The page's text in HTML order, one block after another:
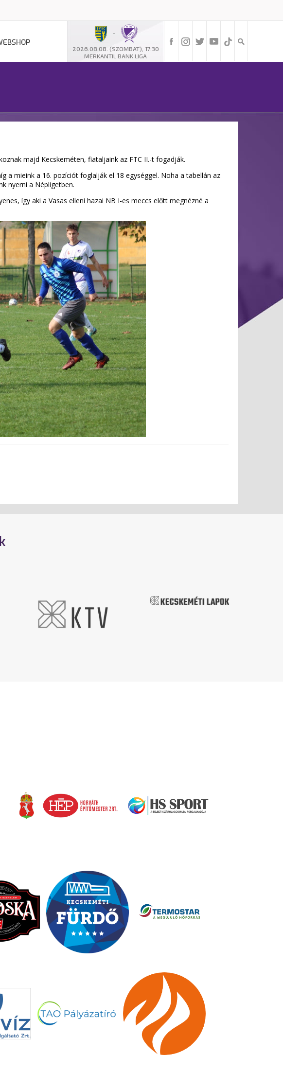
-
2026.08.08. (SZOMBAT), 17:30
MERKANTIL BANK LIGA
majd Kecskeméten, fiataljaink az FTC II.-t fogadják.
a mieink a 16. pozíciót foglalják el 18 egységgel. Noha a tabellán az
nyerni a Népligetben.
így aki a Vasas elleni hazai NB I-es meccs előtt megnézné a